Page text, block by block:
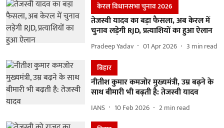
केरल विधानसभा चुनाव 2026
तेजस्वी यादव का बड़ा फैसला, अब केरल में
चुनाव लड़ेगी RJD, प्रत्याशियों का हुआ ऐलान
Pradeep Yadav 01 Apr 2026 3 min read
बिहार
नीतीश कुमार कमजोर मुख्यमंत्री, उम्र बढ़ने के
साथ बीमारी भी बढ़ती है: तेजस्वी यादव
IANS 10 Feb 2026 2min read